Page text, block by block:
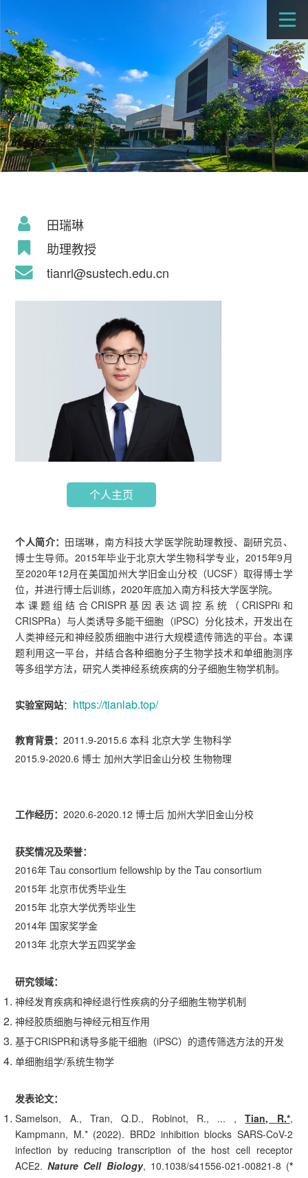
田瑞琳
助理教授
tianrl@sustech.edu.cn
个人主页
个人简介： 田瑞琳，南方科技大学医学院助理教授、副研究员、
博士生导师。2015年毕业于北京大学生物科学专业，2015年9月
至2020年12月在美国加州大学旧金山分校（UCSF）取得博士学
位，并进行博士后训练，2020年底加入南方科技大学医学院。
本课题组结合CRISPR基因表达调控系统（CRISPRi和
CRISPRa）与人类诱导多能干细胞（iPSC）分化技术，开发出在
人类神经元和神经胶质细胞中进行大规模遗传筛选的平台。本课
题利用这一平台，并结合各种细胞分子生物学技术和单细胞测序
等多组学方法，研究人类神经系统疾病的分子细胞生物学机制。
实验室网站： https://tianlab.top/
教育背景：2011.9-2015.6 本科 北京大学 生物科学
2015.9-2020.6 博士 加州大学旧金山分校 生物物理
工作经历：2020.6-2020.12 博士后 加州大学旧金山分校
获奖情况及荣誉：
2016年 Tau consortium fellowship by the Tau consortium
2015年 北京市优秀毕业生
2015年 北京大学优秀毕业生
2014年 国家奖学金
2013年 北京大学五四奖学金
研究领域：
神经发育疾病和神经退行性疾病的分子细胞生物学机制
神经胶质细胞与神经元相互作用
基于CRISPR和诱导多能干细胞（iPSC）的遗传筛选方法的开发
单细胞组学/系统生物学
发表论文：
Samelson, A., Tran, Q.D., Robinot, R., ... ,Tian, R.*,
Kampmann, M.* (2022). BRD2 inhibition blocks SARS-CoV-2
infection by reducing transcription of the host cell receptor
ACE2.Nature Cell Biology, 10.1038/s41556-021-00821-8 (*